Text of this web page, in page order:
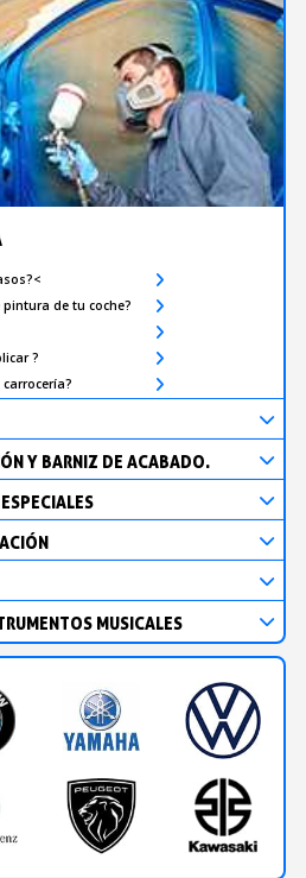
de tu coche?
?
Y BARNIZ DE ACABADO.
MUSICALES